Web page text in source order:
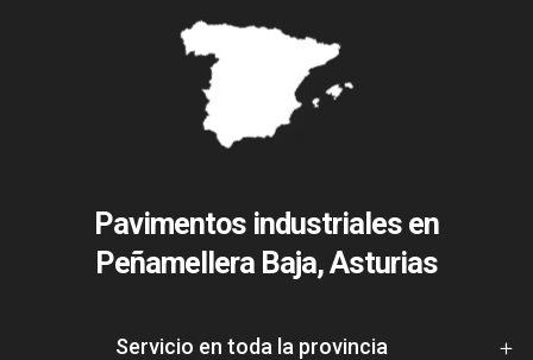
Pavimentos industriales en
Peñamellera Baja, Asturias
Servicio en toda la provincia